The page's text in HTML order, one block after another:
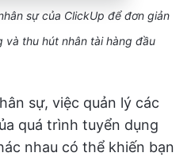
sự của ClickUp để đơn giản
và thu hút nhân tài hàng đầu
sự, việc quản lý các
quá trình tuyển dụng
nhau có thể khiến bạn